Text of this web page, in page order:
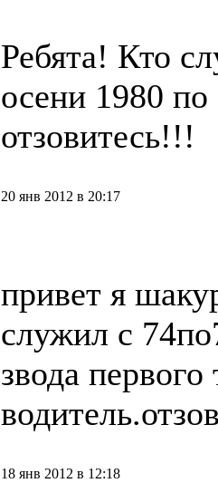
Ребята! Кто
осени 1980
отзовитесь!!!
20 янв 2012 в 20:17
привет я
служил с
звода первого
18 янв 2012 в 12:18